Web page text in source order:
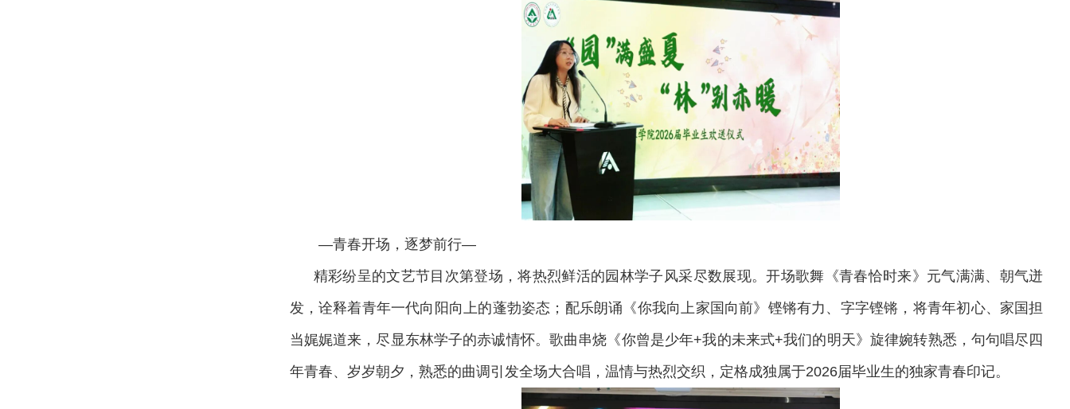
—青春开场，逐梦前行—
精彩纷呈的文艺节目次第登场，将热烈鲜活的园林学子风采尽数展现。开场歌舞《青春恰时来》元气满满、朝气迸
发，诠释着青年一代向阳向上的蓬勃姿态；配乐朗诵《你我向上家国向前》铿锵有力、字字铿锵，将青年初心、家国担
当娓娓道来，尽显东林学子的赤诚情怀。歌曲串烧《你曾是少年+我的未来式+我们的明天》旋律婉转熟悉，句句唱尽四
年青春、岁岁朝夕，熟悉的曲调引发全场大合唱，温情与热烈交织，定格成独属于2026届毕业生的独家青春印记。